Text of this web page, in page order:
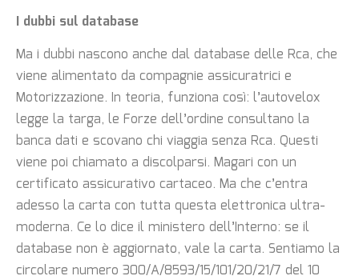
I dubbi sul database
Ma i dubbi nascono anche dal database delle Rca, che
viene alimentato da compagnie assicuratrici e
Motorizzazione. In teoria, funziona così: l’autovelox
legge la targa, le Forze dell’ordine consultano la
banca dati e scovano chi viaggia senza Rca. Questi
viene poi chiamato a discolparsi. Magari con un
certificato assicurativo cartaceo. Ma che c’entra
adesso la carta con tutta questa elettronica ultra-
moderna. Ce lo dice il ministero dell’Interno: se il
database non è aggiornato, vale la carta. Sentiamo la
circolare numero 300/A/8593/15/101/20/21/7 del 10